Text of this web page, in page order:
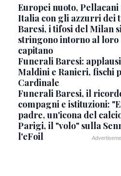
Europei nuoto,
Italia con gli azzurri dei
Baresi, i tifosi del Milan
stringono intorno al loro
capitano
Funerali Baresi:
Maldini e Ranieri, fischi
Cardinale
Funerali Baresi, il
compagni e istituzioni:
padre, un'icona del
Parigi, il "volo" sulla
l'eFoil